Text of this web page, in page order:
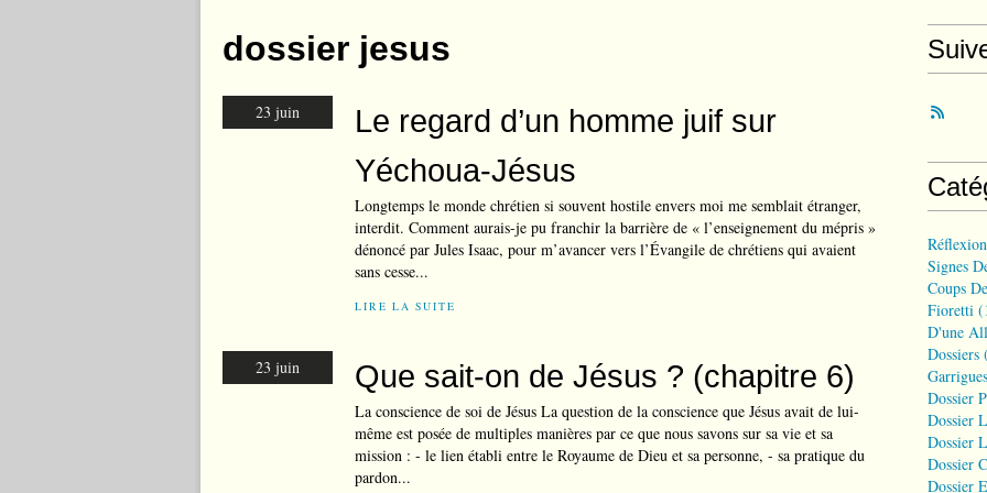
dossier jesus
23 juin
Le regard d’un homme juif sur
Yéchoua-Jésus
Longtemps le monde chrétien si souvent hostile envers moi me semblait étranger,
interdit. Comment aurais-je pu franchir la barrière de « l’enseignement du mépris »
dénoncé par Jules Isaac, pour m’avancer vers l’Évangile de chrétiens qui avaient
sans cesse...
LIRE LA SUITE
23 juin Que sait-on de Jésus ? (chapitre 6)
La conscience de soi de Jésus La question de la conscience que Jésus avait de lui-
même est posée de multiples manières par ce que nous savons sur sa vie et sa
mission : - le lien établi entre le Royaume de Dieu et sa personne, - sa pratique du
pardon...
Signes
Coups
Fioretti
D'une
Dossiers
Dossier
Dossier
Dossier
Dossier
Dossier